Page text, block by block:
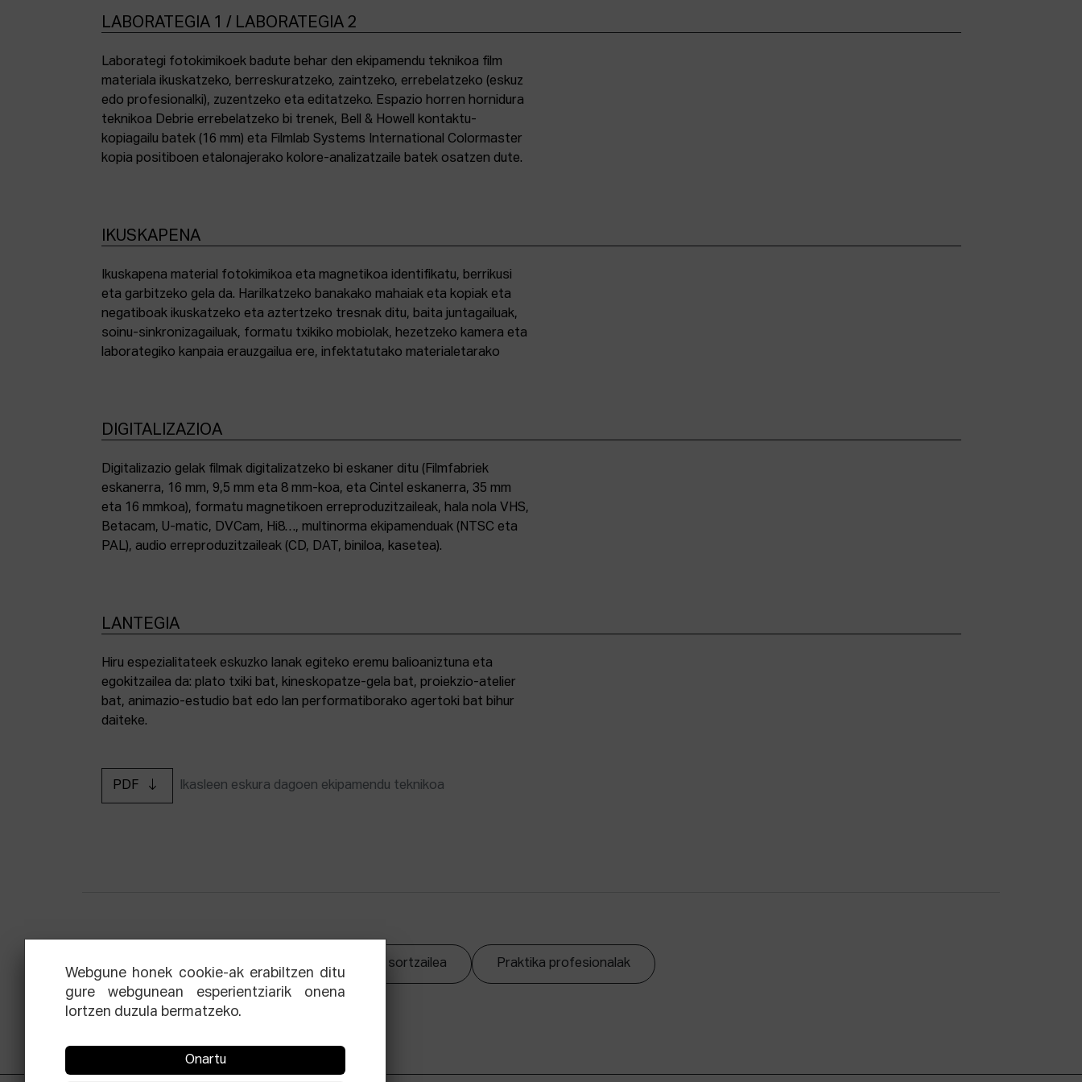
LABORATEGIA 1 / LABORATEGIA 2
Laborategi fotokimikoek badute behar den ekipamendu teknikoa film
materiala ikuskatzeko, berreskuratzeko, zaintzeko, errebelatzeko (eskuz
edo profesionalki), zuzentzeko eta editatzeko. Espazio horren hornidura
teknikoa Debrie errebelatzeko bi trenek, Bell & Howell kontaktu-
kopiagailu batek (16 mm) eta Filmlab Systems International Colormaster
kopia positiboen etalonajerako kolore-analizatzaile batek osatzen dute.
IKUSKAPENA
Ikuskapena material fotokimikoa eta magnetikoa identifikatu, berrikusi
eta garbitzeko gela da. Harilkatzeko banakako mahaiak eta kopiak eta
negatiboak ikuskatzeko eta aztertzeko tresnak ditu, baita juntagailuak,
soinu-sinkronizagailuak, formatu txikiko mobiolak, hezetzeko kamera eta
laborategiko kanpaia erauzgailua ere, infektatutako materialetarako
DIGITALIZAZIOA
Digitalizazio gelak filmak digitalizatzeko bi eskaner ditu (Filmfabriek
eskanerra, 16 mm, 9,5 mm eta 8 mm-koa, eta Cintel eskanerra, 35 mm
eta 16 mmkoa), formatu magnetikoen erreproduzitzaileak, hala nola VHS,
Betacam, U-matic, DVCam, Hi8…, multinorma ekipamenduak (NTSC eta
PAL), audio erreproduzitzaileak (CD, DAT, biniloa, kasetea).
LANTEGIA
Hiru espezialitateek eskuzko lanak egiteko eremu balioaniztuna eta
egokitzailea da: plato txiki bat, kineskopatze-gela bat, proiekzio-atelier
bat, animazio-estudio bat edo lan performatiborako agertoki bat bihur
daiteke.
PDF Ikasleen eskura dagoen ekipamendu teknikoa
Ekoizpen sortzailea Praktika profesionalak
Webgune honek cookie-ak erabiltzen ditu
gure webgunean esperientziarik onena
lortzen duzula bermatzeko.
Onartu